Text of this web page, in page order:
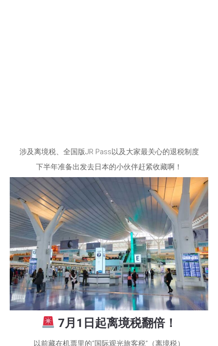
涉及离境税、全国版JR Pass以及大家最关心的退税制度
下半年准备出发去日本的小伙伴赶紧收藏啊！
7月1日起离境税翻倍！
以前藏在机票里的“国际观光旅客税”（离境税）